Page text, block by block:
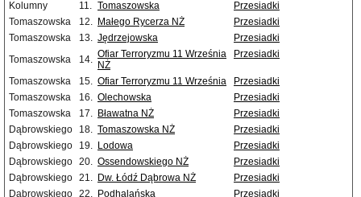
Kolumny
11. Tomaszowska
Przesiadki
Tomaszowska
12. Małego Rycerza NŻ
Przesiadki
Tomaszowska
13. Jędrzejowska
Przesiadki
Tomaszowska
14. Ofiar Terroryzmu 11 Września
NŻ
Przesiadki
Tomaszowska 15. Ofiar Terroryzmu 11 Września
Przesiadki
Tomaszowska
16. Olechowska
Przesiadki
Tomaszowska
17. Bławatna NŻ
Przesiadki
Dąbrowskiego
18. Tomaszowska NŻ
Przesiadki
Dąbrowskiego
19. Lodowa
Przesiadki
Dąbrowskiego 20. Ossendowskiego NŻ
Przesiadki
Dąbrowskiego 21. Dw. Łódź Dąbrowa NŻ
Przesiadki
Dąbrowskiego 22. Podhalańska
Przesiadki